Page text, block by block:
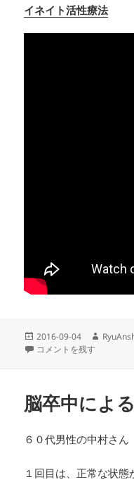
イネイト活性療法
投
稿
2016-09-04
作
脳卒中による右半身麻痺
コメントを残す
脳卒中によ
６０代男性の中村さん
１回目は、正常な状